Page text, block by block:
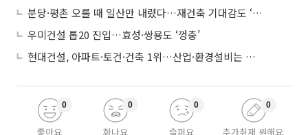
분당·평촌 오를 때 일산만 내렸다…재건축 기대감도 ‘무색’
우미건설 톱20 진입…효성·쌍용도 ‘껑충’
현대건설, 아파트·토건·건축 1위…산업·환경설비는 삼성E&A
좋아요
0
화나요
0
슬퍼요
0
추가취재 원해요
0